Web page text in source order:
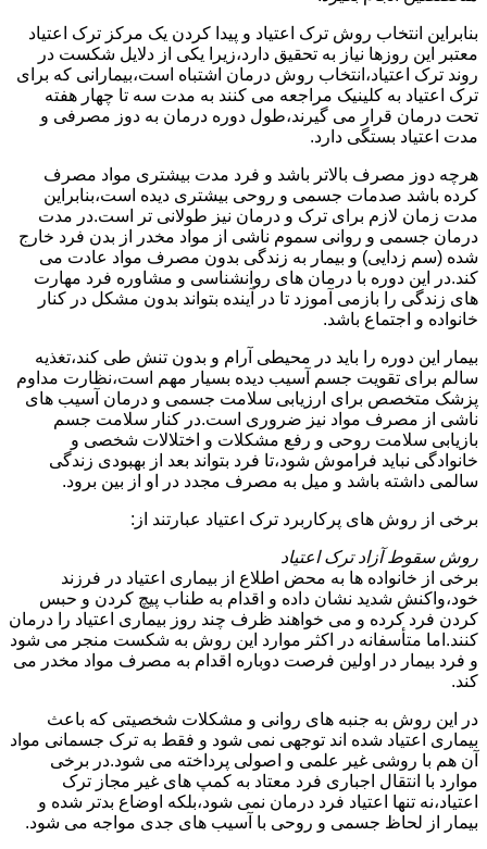
بنابراین انتخاب روش ترک اعتیاد و پیدا کردن یک مرکز ترک اعتیاد
معتبر این روزها نیاز به تحقیق دارد،زیرا یکی از دلایل شکست در
روند ترک اعتیاد،انتخاب روش درمان اشتباه است،بیمارانی که برای
ترک اعتیاد به کلینیک مراجعه می کنند به مدت سه تا چهار هفته
تحت درمان قرار می گیرند،طول دوره درمان به دوز مصرفی و
مدت اعتیاد بستگی دارد.
هرچه دوز مصرف بالاتر باشد و فرد مدت بیشتری مواد مصرف
کرده باشد صدمات جسمی و روحی بیشتری دیده است،بنابراین
مدت زمان لازم برای ترک و درمان نیز طولانی تر است.در مدت
درمان جسمی و روانی سموم ناشی از مواد مخدر از بدن فرد خارج
شده (سم زدایی) و بیمار به زندگی بدون مصرف مواد عادت می
کند.در این دوره با درمان های روانشناسی و مشاوره فرد مهارت
های زندگی را بازمی آموزد تا در آینده بتواند بدون مشکل در کنار
خانواده و اجتماع باشد.
بیمار این دوره را باید در محیطی آرام و بدون تنش طی کند،تغذیه
سالم برای تقویت جسم آسیب دیده بسیار مهم است،نظارت مداوم
پزشک متخصص برای ارزیابی سلامت جسمی و درمان آسیب های
ناشی از مصرف مواد نیز ضروری است.در کنار سلامت جسم
بازیابی سلامت روحی و رفع مشکلات و اختلالات شخصی و
خانوادگی نباید فراموش شود،تا فرد بتواند بعد از بهبودی زندگی
سالمی داشته باشد و میل به مصرف مجدد در او از بین برود.
برخی از روش های پرکاربرد ترک اعتیاد عبارتند از:
روش سقوط آزاد ترک اعتیاد
برخی از خانواده ها به محض اطلاع از بیماری اعتیاد در فرزند
خود،واکنش شدید نشان داده و اقدام به طناب پیچ کردن و حبس
کردن فرد کرده و می خواهند ظرف چند روز بیماری اعتیاد را درمان
کنند.اما متأسفانه در اکثر موارد این روش به شکست منجر می شود
و فرد بیمار در اولین فرصت دوباره اقدام به مصرف مواد مخدر می
کند.
در این روش به جنبه های روانی و مشکلات شخصیتی که باعث
بیماری اعتیاد شده اند توجهی نمی شود و فقط به ترک جسمانی مواد
آن هم با روشی غیر علمی و اصولی پرداخته می شود.در برخی
موارد با انتقال اجباری فرد معتاد به کمپ های غیر مجاز ترک
اعتیاد،نه تنها اعتیاد فرد درمان نمی شود،بلکه اوضاع بدتر شده و
بیمار از لحاظ جسمی و روحی با آسیب های جدی مواجه می شود.